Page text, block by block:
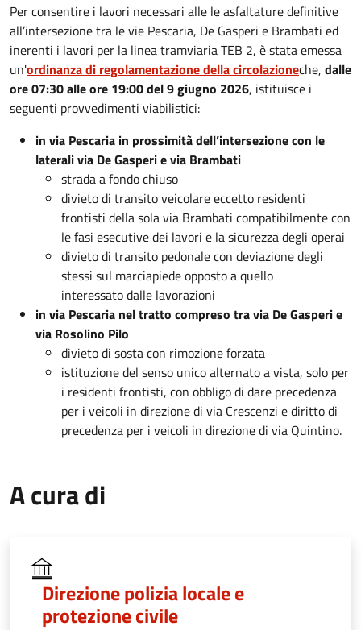
Per consentire i lavori necessari alle le asfaltature definitive
all’intersezione tra le vie Pescaria, De Gasperi e Brambati ed
inerenti i lavori per la linea tramviaria TEB 2, è stata emessa
un'ordinanza di regolamentazione della circolazioneche, dalle
ore 07:30 alle ore 19:00 del 9 giugno 2026, istituisce i
seguenti provvedimenti viabilistici:
in via Pescaria in prossimità dell’intersezione con le
laterali via De Gasperi e via Brambati
strada a fondo chiuso
divieto di transito veicolare eccetto residenti
frontisti della sola via Brambati compatibilmente con
le fasi esecutive dei lavori e la sicurezza degli operai
divieto di transito pedonale con deviazione degli
stessi sul marciapiede opposto a quello
interessato dalle lavorazioni
in via Pescaria nel tratto compreso tra via De Gasperi e
via Rosolino Pilo
divieto di sosta con rimozione forzata
istituzione del senso unico alternato a vista, solo per
i residenti frontisti, con obbligo di dare precedenza
per i veicoli in direzione di via Crescenzi e diritto di
precedenza per i veicoli in direzione di via Quintino.
A cura di
Direzione polizia locale e
protezione civile